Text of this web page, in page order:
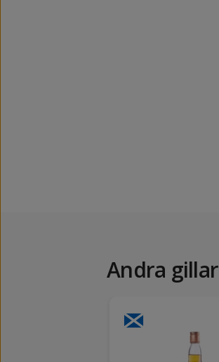
Andra gillar